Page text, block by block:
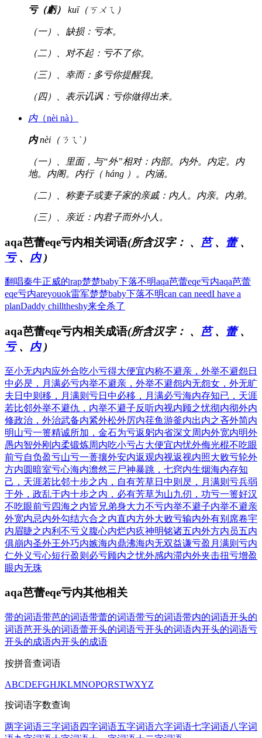
亏（虧） kuī（ㄎㄨㄟ）
（一）、缺损：亏本。
（二）、对不起：亏不了你。
（三）、幸而：多亏你提醒我。
（四）、表示讥讽：亏你做得出来。
内（nèi nà）
内nèi（ㄋㄟˋ）
（一）、里面，与“外”相对：内部。内外。内定。内
地。内阁。内行（ háng ）。内涵。
（二）、称妻子或妻子家的亲戚：内人。内亲。内弟。
（三）、亲近：内君子而外小人。
aqa芭蕾eqe亏内相关词语(所含汉字： 、 芭、 蕾、
亏、 内)
翻唱秦牛正威的rap楚楚baby下落不明aqa芭蕾eqe亏内aqa芭蕾
eqe亏内areyouok雷军楚楚baby下落不明can can needI have a
planDaddy chilltheshy来全杀了
aqa芭蕾eqe亏内相关成语(所含汉字： 、 芭、 蕾、
亏、 内)
至小无内内应外合吃小亏得大便宜内称不避亲，外举不避怨日
中必昃，月满必亏内举不避亲，外举不避怨内无怨女，外无旷
夫 日中则移，月满则亏日中必移，月满必亏海内存知已，天涯
若比邻外举不避仇，内举不避子反听内视内顾之忧彻内彻外内
修政治，外治武备内紧外松外厉内荏鱼游釜内出内之吝外简内
明山亏一篑精诚所加，金石为亏返躬内省深文周内外宽内明外
愚内智外刚内柔锻炼周内吃小亏占大便宜内忧外侮光棍不吃眼
前亏自负盈亏山亏一蒉攘外安内返观内视返视内照大败亏轮外
方内圆 暗室亏心海内澹然三尸神暴跳，七窍内生烟海内存知
己，天涯若比邻十步之内，自有芳草日中则昃，月满则亏兵弱
于外，政乱于内十步之内，必有芳草为山九仞，功亏一篑好汉
不吃眼前亏四海之内皆兄弟身大力不亏内举不避子内举不避亲
外宽内忌内外勾结六合之内直内方外大败亏输内外有别 席卷宇
内眉睫之内利不亏义 腹心内烂内疚神明铭诸五内外方内员五内
俱崩内圣外王外巧内嫉海内鼎沸海内无双益谦亏盈 月满则亏内
仁外义亏心短行盈则必亏顾内之忧外感内滞内外夹击扭亏增盈
眼内无珠
aqa芭蕾eqe亏内其他相关
带的词语带芭的词语带蕾的词语带亏的词语带内的词语开头的
词语芭开头的词语蕾开头的词语亏开头的词语内开头的词语亏
开头的成语内开头的成语
按拼音查词语
ABCDEFGHJKLMNOPQRSTWXYZ
按词语字数查询
两字词语三字词语四字词语五字词语六字词语七字词语八字词